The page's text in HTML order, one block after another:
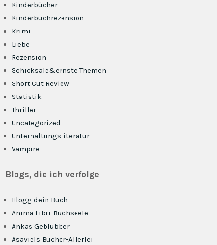
Kinderbücher
Kinderbuchrezension
Krimi
Liebe
Rezension
Schicksale&ernste Themen
Short Cut Review
Statistik
Thriller
Uncategorized
Unterhaltungsliteratur
Vampire
Blogs, die ich verfolge
Blogg dein Buch
Anima Libri-Buchseele
Ankas Geblubber
Asaviels Bücher-Allerlei